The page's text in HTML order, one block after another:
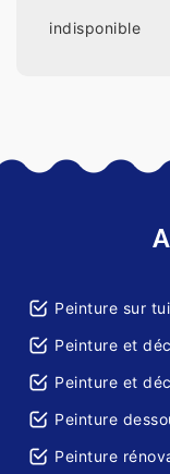
indisponible
Peinture sur
Peinture et
Peinture et
Peinture
Peinture